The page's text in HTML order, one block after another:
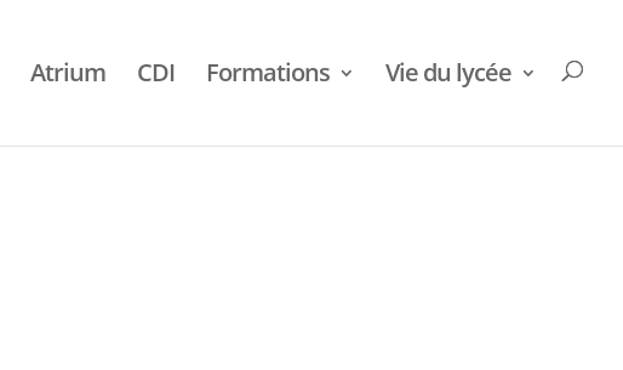
Atrium CDI Formations Vie du lycée